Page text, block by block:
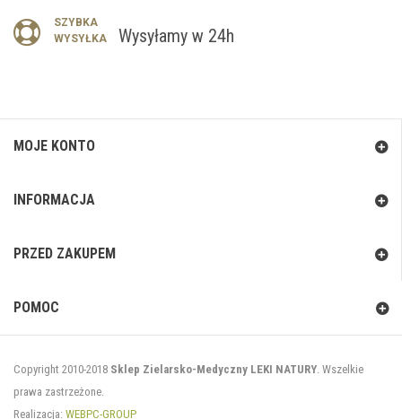
SZYBKA
WYSYŁKA
Wysyłamy w 24h
MOJE KONTO
INFORMACJA
PRZED ZAKUPEM
POMOC
Copyright 2010-2018 Sklep Zielarsko-Medyczny LEKI NATURY . Wszelkie
prawa zastrzeżone.
Realizacja: WEBPC-GROUP